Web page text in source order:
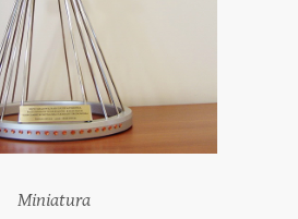
Miniatura